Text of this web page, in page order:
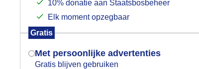
10% donatie aan Staatsbosbeheer
Elk moment opzegbaar
Gratis
Met persoonlijke advertenties
Gratis blijven gebruiken
Indien je hier nog geen akkoord op hebt
gegeven, verschijnt er zo een pop-up uit
je browser waarin deze toestemming
gevraagd wordt.